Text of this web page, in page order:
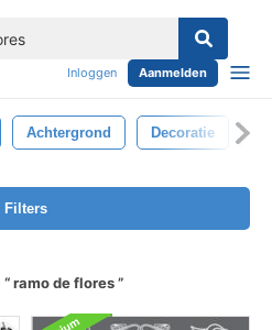
Inloggen Aanmelden
Achtergrond Decoratie
Filters
ramo de flores